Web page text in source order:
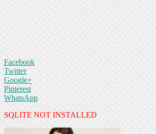
Facebook
Twitter
Google+
Pinterest
WhatsApp
SQLITE NOT INSTALLED